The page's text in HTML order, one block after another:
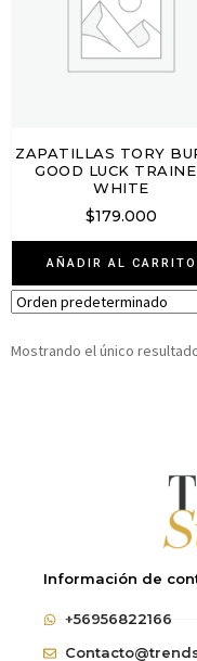
ZAPATILLAS TORY
GOOD LUCK
WHITE
$179.000
AÑADIR AL CARRITO
Mostrando el único
Información de
+56956822166